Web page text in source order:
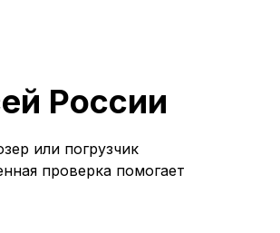
России
или погрузчик
проверка помогает